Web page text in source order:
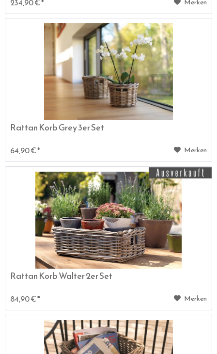
Merken
Rattan Korb Grey 3er Set
64,90 € * Merken
Rattan Korb Walter 2er Set
84,90 € * Merken